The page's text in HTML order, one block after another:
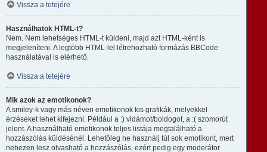
Vissza a tetejére
Használhatok HTML-t?
Nem. Nem lehetséges HTML-t küldeni, majd azt HTML-ként is
megjeleníteni. A legtöbb HTML-lel létrehozható formázás BBCode
használatával is elérhető.
Vissza a tetejére
Mik azok az emotikonok?
A smiley-k vagy más néven emotikonok kis grafikák, melyekkel
érzéseket lehet kifejezni. Például a :) vidámot/boldogot, a :( szomorút
jelent. A használható emotikonok teljes listája megtalálható a
hozzászólás küldésénél. Lehetőleg ne használj túl sok emotikont, mert
nehezen lesz olvasható a hozzászólás, ezért pedig egy moderátor